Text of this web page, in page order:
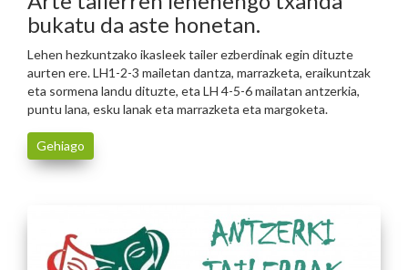
bukatu da aste honetan.
Lehen hezkuntzako ikasleek tailer ezberdinak egin dituzte
aurten ere. LH1-2-3 mailetan dantza, marrazketa, eraikuntzak
eta sormena landu dituzte, eta LH 4-5-6 mailatan antzerkia,
puntu lana, esku lanak eta marrazketa eta margoketa.
Gehiago